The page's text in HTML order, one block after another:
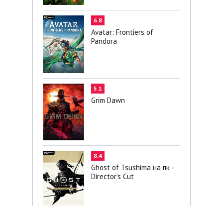
6.8
Avatar: Frontiers of
Pandora
5.1
Grim Dawn
8.4
Ghost of Tsushima на пк -
Director's Cut